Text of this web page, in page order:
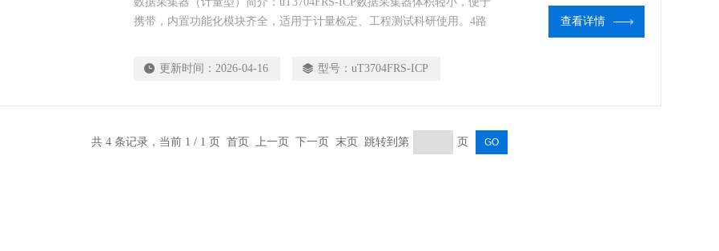
携带，内置功能化模块齐全，适用于计量检定、工程测试科研使用。4路
入，2通道相位信号输入。
更新时间： 2026-04-16 型号： uT3704FRS-ICP
查看详情
共 4 条记录，当前 1 / 1 页 首页 上一页 下一页 末页 跳转到第 页